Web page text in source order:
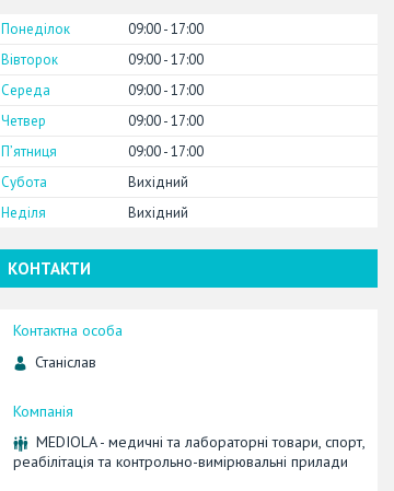
Понеділок 09:00 17:00
Вівторок
09:00 17:00
Середа
09:00 17:00
Четвер
09:00 17:00
Пʼятниця
09:00 17:00
Субота
Вихідний
Неділя
Вихідний
КОНТАКТИ
Станіслав
MEDIOLA - медичні та лабораторні товари, спорт,
реабілітація та контрольно-вимірювальні прилади